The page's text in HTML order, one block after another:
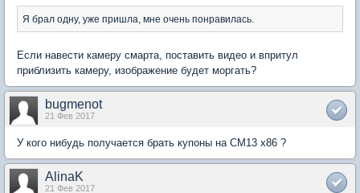
Я брал одну, уже пришла, мне очень понравилась.
Если навести камеру смарта, поставить видео и впритул
приблизить камеру, изображение будет моргать?
bugmenot
21 Фев 2017
У кого нибудь получается брать кyпоны на CM13 x86 ?
AlinaK
21 Фев 2017